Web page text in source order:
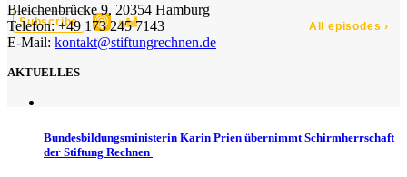
Bleichenbrücke 9, 20354 Hamburg
Telefon: +49 173 245 7143
E-Mail: kontakt@stiftungrechnen.de
AKTUELLES
Bundesbildungsministerin Karin Prien übernimmt Schirmherrschaft
der Stiftung Rechnen